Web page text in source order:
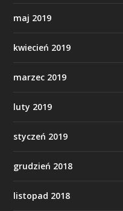
maj 2019
kwiecień 2019
marzec 2019
luty 2019
styczeń 2019
grudzień 2018
listopad 2018